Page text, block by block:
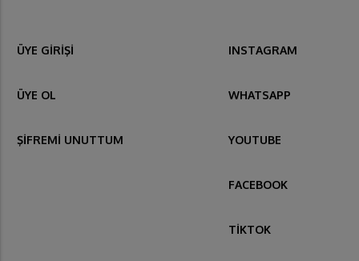
ÜYE GİRİŞİ
ÜYE OL
ŞİFREMİ UNUTTUM
INSTAGRAM
WHATSAPP
YOUTUBE
FACEBOOK
TİKTOK